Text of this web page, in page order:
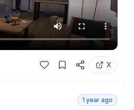
X
1 year ago